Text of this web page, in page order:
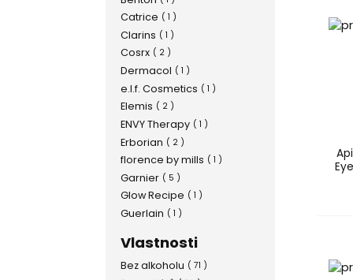
Catrice ( 1 )
Clarins ( 1 )
Cosrx ( 2 )
Dermacol ( 1 )
e.l.f. Cosmetics ( 1 )
Elemis ( 2 )
ENVY Therapy ( 1 )
Erborian ( 2 )
florence by mills ( 1 )
Garnier ( 5 )
Glow Recipe ( 1 )
Guerlain ( 1 )
apotéka
heimish ( 2 )
Vlastnosti
Bez alkoholu ( 71 )